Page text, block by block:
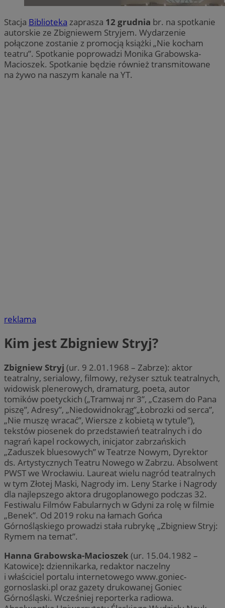
Stacja Biblioteka zaprasza 12 grudnia br. na spotkanie
autorskie ze Zbigniewem Stryjem. Wydarzenie
połączone zostanie z promocją książki „Nie kocham
teatru”. Spotkanie poprowadzi Monika Grabowska-
Macioszek. Spotkanie będzie również transmitowane
na żywo na naszym kanale na YT.
reklama
Kim jest Zbigniew Stryj?
Zbigniew Stryj (ur. 9 2.01.1968 – Zabrze): aktor
teatralny, serialowy, filmowy, reżyser sztuk teatralnych,
widowisk plenerowych, dramaturg, poeta, autor
tomików poetyckich („Tramwaj nr 3”, „Czasem do Pana
piszę”, Adresy”, „Niedowidnokrąg”„Łobrozki od serca”,
„Nie muszę wracać”, Wiersze z kobietą w tytule”),
tekstów piosenek do przedstawień teatralnych i do
nagrań kapel rockowych, inicjator zabrzańskich
„Zaduszek bluesowych” w Teatrze Nowym, Dyrektor
ds. Artystycznych Teatru Nowego w Zabrzu. Absolwent
PWST we Wrocławiu. Laureat wielu nagród teatralnych
w tym Złotej Maski, Nagrody im. Leny Starke i Nagrody
dla najlepszego aktora drugoplanowego podczas 32.
Festiwalu Filmów Fabularnych w Gdyni za rolę w filmie
„Benek”. Od 2019 roku na łamach Gońca
Górnośląskiego prowadzi stała rubrykę „Zbigniew Stryj:
Rymem na temat”.
Hanna Grabowska-Macioszek (ur. 15.04.1982 –
Katowice): dziennikarka, redaktor naczelny
i właściciel portalu internetowego www.goniec-
gornoslaski.pl oraz gazety drukowanej Goniec
Górnośląski. Wcześniej reporterka radiowa.